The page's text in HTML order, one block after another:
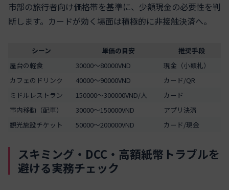
市部の旅行者向け価格帯を基準に、少額現金の必要性を判
断します。カードが効く場面は積極的に非接触決済へ。
シーン 単価の目安
推奨手段
屋台の軽食
30000〜80000VND
現金（小額札）
カフェのドリンク
40000〜90000VND
カード/QR
ミドルレストラン
150000〜300000VND/人
カード
市内移動（配車）
30000〜150000VND
アプリ決済
観光施設チケット
50000〜200000VND カード/現金
スキミング・DCC・高額紙幣トラブルを
避ける実務チェック